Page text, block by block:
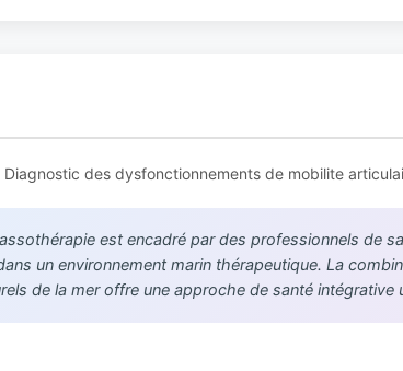
des dysfonctionnements de mobilite
est encadré par des professionnels de
un environnement marin thérapeutique. La
de la mer offre une approche de santé intégrative